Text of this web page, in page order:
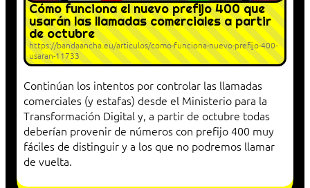
Cómo funciona el nuevo prefijo 400 que
usarán las llamadas comerciales a partir
de octubre
https://bandaancha.eu/articulos/como-funciona-nuevo-prefijo-400-
usaran-11733
Continúan los intentos por controlar las llamadas
comerciales (y estafas) desde el Ministerio para la
Transformación Digital y, a partir de octubre todas
deberían provenir de números con prefijo 400 muy
fáciles de distinguir y a los que no podremos llamar
de vuelta.